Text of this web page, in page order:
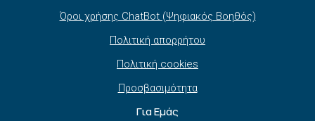
Όροι χρήσης ChatBot (Ψηφιακός Βοηθός)
Πολιτική απορρήτου
Πολιτική cookies
Προσβασιμότητα
Για Εμάς